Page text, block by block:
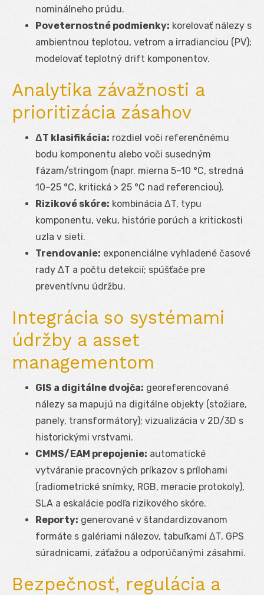
nominálneho prúdu.
Poveternostné podmienky: korelovať nálezy s
ambientnou teplotou, vetrom a irradianciou (PV);
modelovať teplotný drift komponentov.
Analytika závažnosti a
prioritizácia zásahov
ΔT klasifikácia: rozdiel voči referenčnému
bodu komponentu alebo voči susedným
fázam/stringom (napr. mierna 5–10 °C, stredná
10–25 °C, kritická > 25 °C nad referenciou).
Rizikové skóre: kombinácia ΔT, typu
komponentu, veku, histórie porúch a kritickosti
uzla v sieti.
Trendovanie: exponenciálne vyhladené časové
rady ΔT a počtu detekcií; spúšťače pre
preventívnu údržbu.
Integrácia so systémami
údržby a asset
managementom
GIS a digitálne dvojča: georeferencované
nálezy sa mapujú na digitálne objekty (stožiare,
panely, transformátory); vizualizácia v 2D/3D s
historickými vrstvami.
CMMS/EAM prepojenie: automatické
vytváranie pracovných príkazov s prílohami
(radiometrické snímky, RGB, meracie protokoly),
SLA a eskalácie podľa rizikového skóre.
Reporty: generované v štandardizovanom
formáte s galériami nálezov, tabuľkami ΔT, GPS
súradnicami, záťažou a odporúčanými zásahmi.
Bezpečnosť, regulácia a